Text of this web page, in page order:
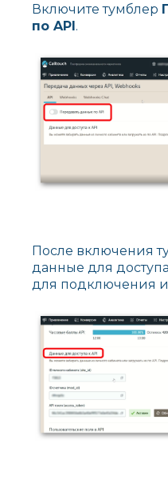
Включите тумблер
по API.
После включения
данные для
для подключения